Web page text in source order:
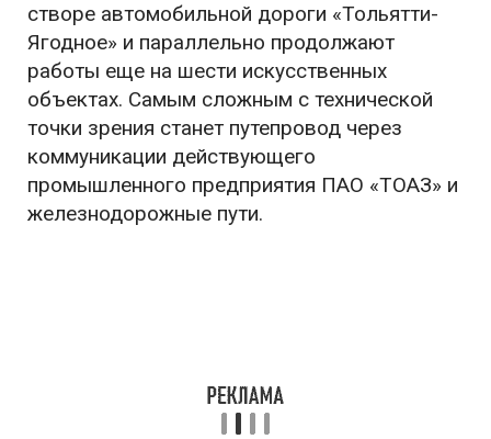
створе автомобильной дороги «Тольятти-
Ягодное» и параллельно продолжают
работы еще на шести искусственных
объектах. Самым сложным с технической
точки зрения станет путепровод через
коммуникации действующего
промышленного предприятия ПАО «ТОАЗ» и
железнодорожные пути.